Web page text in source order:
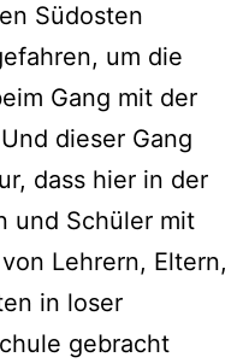
Südosten
um die
Gang mit der
dieser Gang
dass hier in der
und Schüler mit
Lehrern, Eltern,
in loser
gebracht